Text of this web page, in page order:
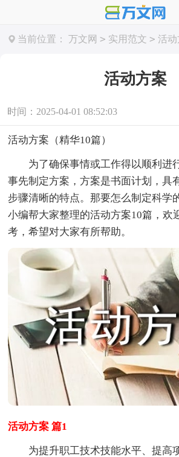
当前位置： 万文网 > 实用范文 > 活动
活动方案
时间：2025-04-01 08:52:03
活动方案（精华10篇）
为了确保事情或工作得以顺利进
事先制定方案，方案是书面计划，具
步骤清晰的特点。那要怎么制定科学
小编帮大家整理的活动方案10篇，欢
考，希望对大家有所帮助。
活动方案 篇1
为提升职工技术技能水平、提高项